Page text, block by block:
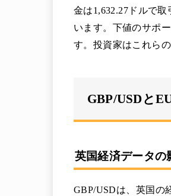
金は1,632.27ドルで
います。下値のサポ
す。投資家はこれら
GBP/USDと
英国経済データの
GBP/USDは、英国の